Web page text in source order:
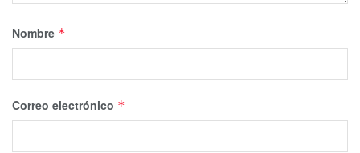
Nombre *
Correo electrónico *